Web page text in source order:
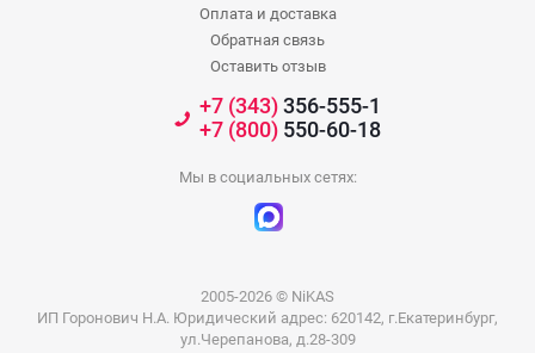
Оплата и доставка
Обратная связь
Оставить отзыв
+7 (343)356-555-1
+7 (800)550-60-18
Мы в социальных сетях:
2005-2026 © NiKAS
ИП Горонович Н.А. Юридический адрес: 620142, г.Екатеринбург,
ул.Черепанова, д.28-309